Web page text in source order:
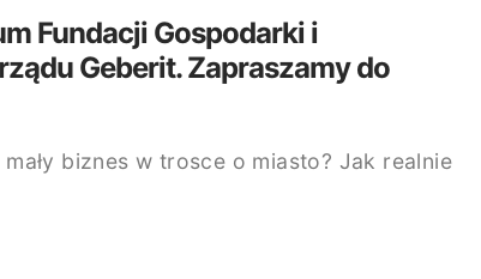
Fundacji Gospodarki i
Geberit. Zapraszamy do
biznes w trosce o miasto? Jak realnie